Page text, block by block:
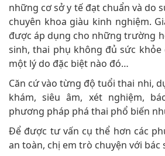
những cơ sở y tế đạt chuẩn và do
chuyên khoa giàu kinh nghiệm.
được áp dụng cho những trường
sinh, thai phụ không đủ sức khỏe
một lý do đặc biệt nào đó…
Căn cứ vào từng độ tuổi thai nhi,
khám, siêu âm, xét nghiệm,
phương pháp phá thai phổ biến
Để được tư vấn cụ thể hơn các
an toàn, chị em trò chuyện với bác